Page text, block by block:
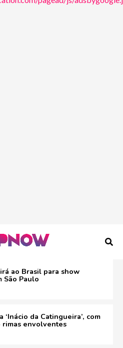
ao Brasil para show
São Paulo
‘Inácio da Catingueira’, com
envolventes